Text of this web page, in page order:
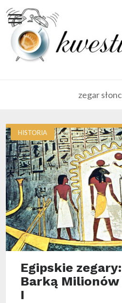
zegar
HISTORIA
Egipskie
Barką Milionów
I